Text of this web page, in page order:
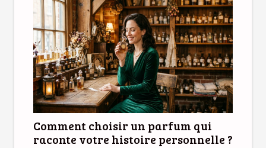
Comment choisir un parfum qui
raconte votre histoire personnelle ?